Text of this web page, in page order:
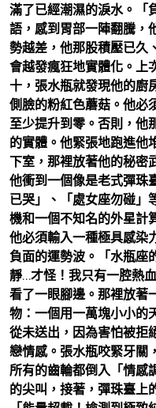
滿了已經潮濕的淚水。「
語，感到胃部一陣翻騰，
勢越差，他那股積壓已久
會越發瘋狂地實體化。上
十，張水瓶就發現他的廚
側臉的粉紅色蘑菇。他必
至少提升到零。否則，他
的實體。他緊張地跑進他
下室，那裡放著他的秘密
他衝到一個像是老式彈珠
已哭」、「處女座勿碰」
機和一個不知名的外星計
他必須輸入一種極具感染
負面的運勢波。「水瓶座
靜…才怪！我只有一腔熱
看了一眼腳邊。那裡放著
物：一個用一萬塊小小的
從未送出，因為害怕被拒
戀情感。張水瓶咬緊牙關
所有的齒輪都倒入「情感
的尖叫，接著，彈珠臺上